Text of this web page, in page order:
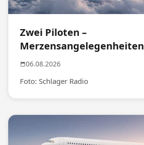
Zwei Piloten –
Merzensangelegenheiten
06.08.2026
Foto: Schlager Radio